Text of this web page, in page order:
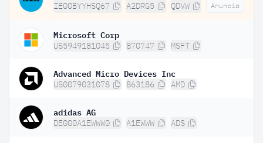
IE00BYYHSQ67 A2DRG5 QDVW Anuncio
Microsoft Corp
US5949181045 870747 MSFT
Advanced Micro Devices Inc
US0079031078 863186 AMD
adidas AG
DE000A1EWWW0 A1EWWW ADS